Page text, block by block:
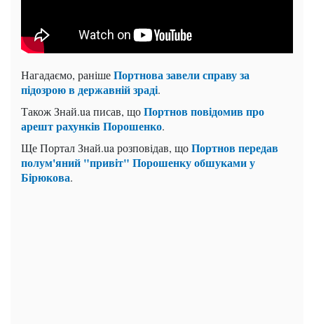
Нагадаємо, ранішеПортнова завели справу за
підозрою в державній зраді.
Також Знай.ua писав, щоПортнов повідомив про
арешт рахунків Порошенко.
Ще Портал Знай.ua розповідав, щоПортнов передав
полум'яний "привіт" Порошенку обшуками у
Бірюкова.